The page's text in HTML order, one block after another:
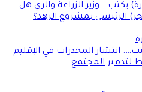
يكتب… وزير الزراعة والري هل
الرئيسي بمشروع الرهد؟
انتشار المخدرات في الإقليم
المجتمع